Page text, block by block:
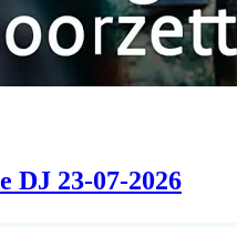
DJ 23-07-2026